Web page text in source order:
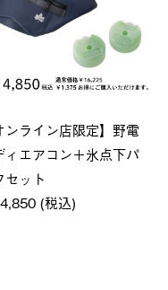
ンライン店限定】野電
ィエアコン＋氷点下パ
セット
(税込)